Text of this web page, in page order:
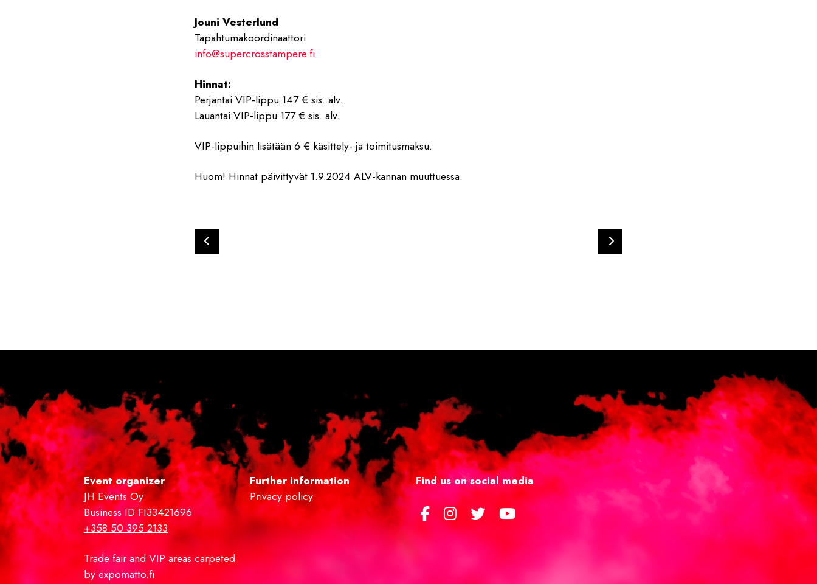
Jouni Vesterlund
Tapahtumakoordinaattori
info@supercrosstampere.fi
Hinnat:
Perjantai VIP-lippu 147 € sis. alv.
Lauantai VIP-lippu 177 € sis. alv.
VIP-lippuihin lisätään 6 € käsittely- ja toimitusmaksu.
Huom! Hinnat päivittyvät 1.9.2024 ALV-kannan muuttuessa.
Event organizer
JH Events Oy
Business ID FI33421696
+358 50 395 2133
Trade fair and VIP areas carpeted
byexpomatto.fi
Further information
Privacy policy
Find us on social media